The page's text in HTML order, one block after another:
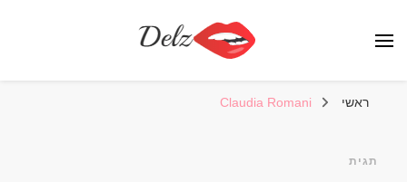
ראשי Claudia Romani
תגית